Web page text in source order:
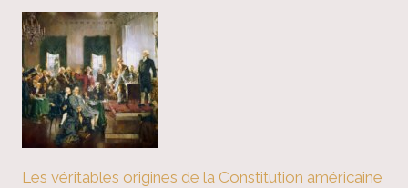
Les véritables origines de la Constitution américaine